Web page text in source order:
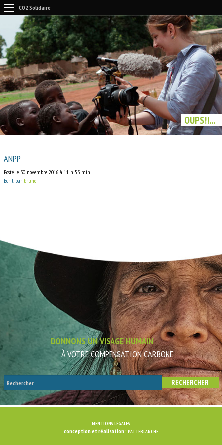
CO2 Solidaire
OUPS!!...
ANPP
Posté le 30 novembre 2016 à 11 h 53 min.
Écrit par bruno
DONNONS UN VISAGE HUMAIN
À VOTRE COMPENSATION CARBONE
MENTIONS LÉGALES
conception et réalisation : PATTEBLANCHE